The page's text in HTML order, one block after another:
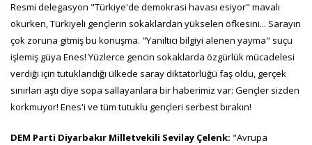
Resmi delegasyon "Türkiye'de demokrasi havası esiyor" mavalı
okurken, Türkiyeli gençlerin sokaklardan yükselen öfkesini... Sarayın
çok zoruna gitmiş bu konuşma. "Yanıltıcı bilgiyi alenen yayma" suçu
işlemiş güya Enes! Yüzlerce gencin sokaklarda özgürlük mücadelesi
verdiği için tutuklandığı ülkede saray diktatörlüğü faş oldu, gerçek
sınırları aştı diye sopa sallayanlara bir haberimiz var: Gençler sizden
korkmuyor! Enes'i ve tüm tutuklu gençleri serbest bırakın!
DEM Parti Diyarbakır Milletvekili Sevilay Çelenk: "Avrupa